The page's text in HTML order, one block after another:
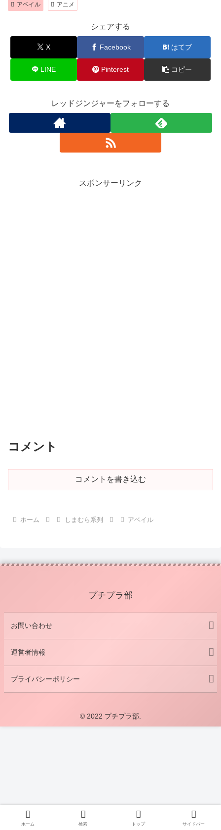
アベイル アニメ
シェアする
X Facebook はてブ
LINE Pinterest コピー
レッドジンジャーをフォローする
スポンサーリンク
コメント
コメントを書き込む
ホーム しまむら系列 アベイル
プチプラ部
お問い合わせ
運営者情報
プライバシーポリシー
© 2022 プチプラ部.
ホーム 検索 トップ サイドバー